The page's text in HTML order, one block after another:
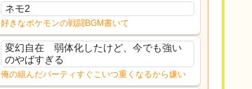
ネモ2
好きなポケモンの戦闘BGM書いて
変幻自在 弱体化したけど、今でも強い
のやばすぎる
俺の組んだパーティすぐこいつ重くなるから嫌い